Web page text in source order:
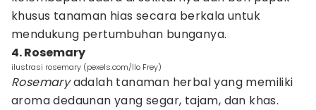
khusus tanaman hias secara berkala untuk
mendukung pertumbuhan bunganya.
4. Rosemary
ilustrasi rosemary (pexels.com/Ilo Frey)
Rosemaryadalah tanaman herbal yang memiliki
aroma dedaunan yang segar, tajam, dan khas.